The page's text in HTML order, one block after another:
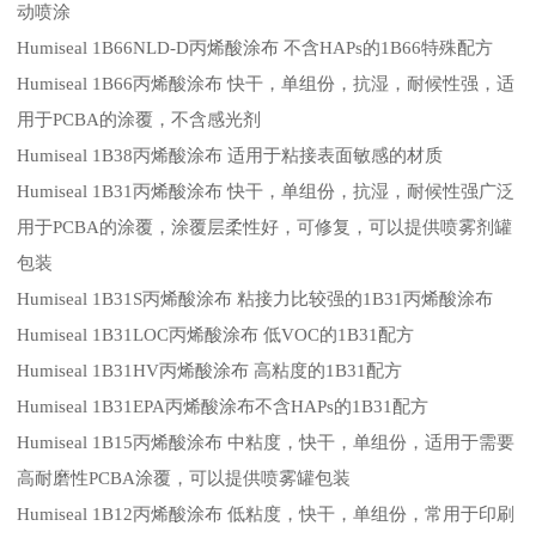
动喷涂
Humiseal 1B66NLD-D丙烯酸涂布 不含HAPs的1B66特殊配方
Humiseal 1B66丙烯酸涂布 快干，单组份，抗湿，耐候性强，适
用于PCBA的涂覆，不含感光剂
Humiseal 1B38丙烯酸涂布 适用于粘接表面敏感的材质
Humiseal 1B31丙烯酸涂布 快干，单组份，抗湿，耐候性强广泛
用于PCBA的涂覆，涂覆层柔性好，可修复，可以提供喷雾剂罐
包装
Humiseal 1B31S丙烯酸涂布 粘接力比较强的1B31丙烯酸涂布
Humiseal 1B31LOC丙烯酸涂布 低VOC的1B31配方
Humiseal 1B31HV丙烯酸涂布 高粘度的1B31配方
Humiseal 1B31EPA丙烯酸涂布不含HAPs的1B31配方
Humiseal 1B15丙烯酸涂布 中粘度，快干，单组份，适用于需要
高耐磨性PCBA涂覆，可以提供喷雾罐包装
Humiseal 1B12丙烯酸涂布 低粘度，快干，单组份，常用于印刷